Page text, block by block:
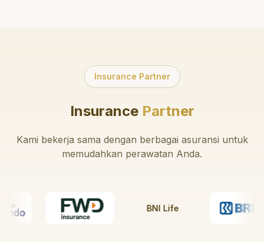
Insurance Partner
InsurancePartner
Kami bekerja sama dengan berbagai asuransi untuk
memudahkan perawatan Anda.
BNI Life